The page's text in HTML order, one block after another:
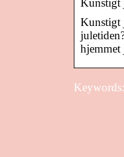
Kunstigt
Kunstigt